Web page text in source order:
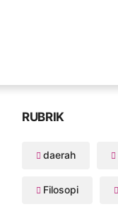
RUBRIK
daerah
Filosopi